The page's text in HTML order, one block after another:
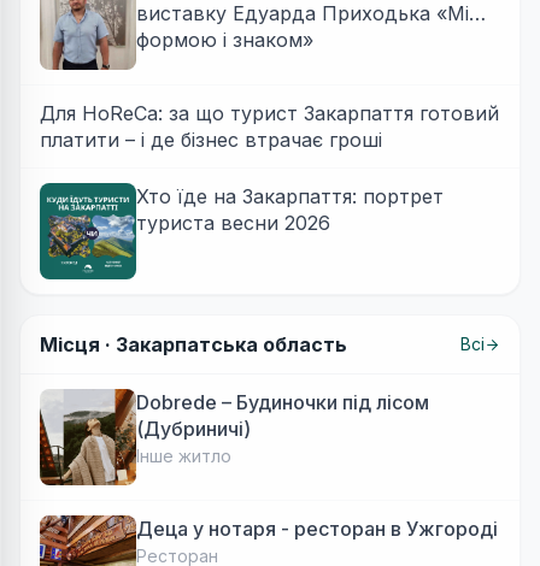
виставку Едуарда Приходька «Між
формою і знаком»
Для HoReCa: за що турист Закарпаття готовий
платити – і де бізнес втрачає гроші
Хто їде на Закарпаття: портрет
туриста весни 2026
Місця · Закарпатська область Всі
Dobrede – Будиночки під лісом
(Дубриничі)
Інше житло
Деца у нотаря - ресторан в Ужгороді
Ресторан